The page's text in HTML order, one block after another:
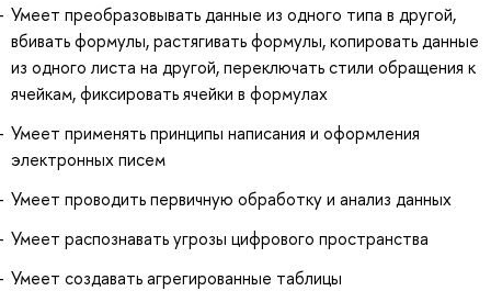
Умеет преобразовывать данные из одного типа в другой,
вбивать формулы, растягивать формулы, копировать данные
из одного листа на другой, переключать стили обращения к
ячейкам, фиксировать ячейки в формулах
Умеет применять принципы написания и оформления
электронных писем
Умеет проводить первичную обработку и анализ данных
Умеет распознавать угрозы цифрового пространства
Умеет создавать агрегированные таблицы